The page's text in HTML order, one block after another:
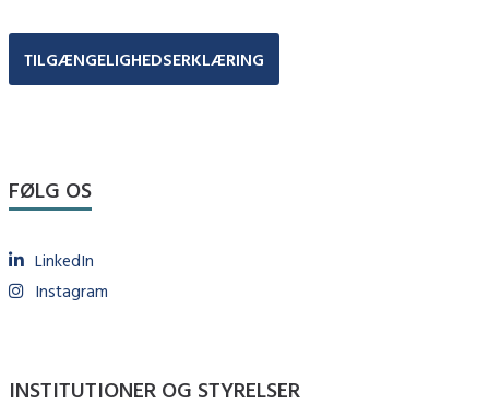
TILGÆNGELIGHEDSERKLÆRING
FØLG OS
LinkedIn
Instagram
INSTITUTIONER OG STYRELSER